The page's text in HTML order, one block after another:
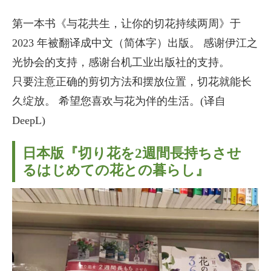
第一本书《与花共生，让你的切花持续两周》于
2023 年被翻译成中文（简体字）出版。 感谢伊江之
光协会的支持，感谢台机工业出版社的支持。
只要注意正确的剪切方法和摆放位置，切花就能长
久绽放。 希望您喜欢与花为伴的生活。(译自
DeepL)
日本版『切り花を2週間長持ちさせ
るはじめての花との暮らし』